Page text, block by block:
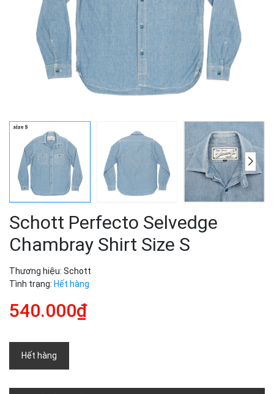
Schott Perfecto Selvedge
Chambray Shirt Size S
Thương hiệu: Schott
Tình trạng: Hết hàng
540.000₫
Hết hàng